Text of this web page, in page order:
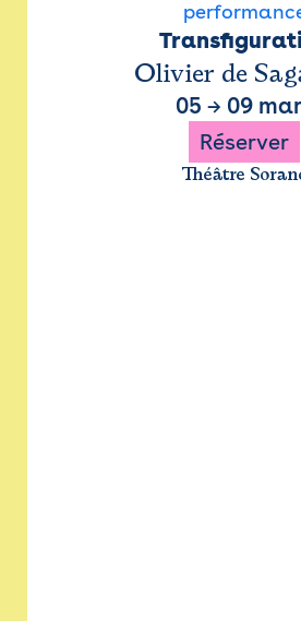
Olivier de
05 → 09
Réserver
Théâtre